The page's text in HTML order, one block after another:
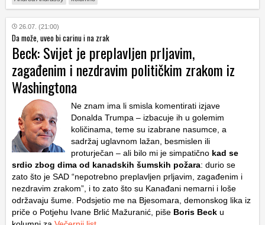
26.07. (21:00)
Da može, uveo bi carinu i na zrak
Beck: Svijet je preplavljen prljavim,
zagađenim i nezdravim političkim zrakom iz
Washingtona
Ne znam ima li smisla komentirati izjave
Donalda Trumpa – izbacuje ih u golemim
količinama, teme su izabrane nasumce, a
sadržaj uglavnom lažan, besmislen ili
proturječan – ali bilo mi je simpatično kad se
srdio zbog dima od kanadskih šumskih požara: durio se
zato što je SAD “nepotrebno preplavljen prljavim, zagađenim i
nezdravim zrakom”, i to zato što su Kanađani nemarni i loše
održavaju šume. Podsjetio me na Bjesomara, demonskog lika iz
priče o Potjehu Ivane Brlić Mažuranić, piše Boris Beck u